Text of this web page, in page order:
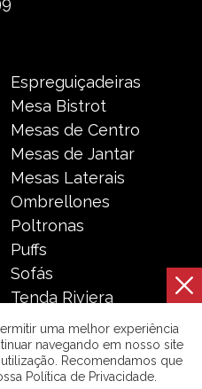
Espreguiçadeiras
Mesa Bistrot
Mesas de Centro
Mesas de Jantar
Mesas Laterais
Ombrellones
Poltronas
Puffs
Sofás
Tenda Riviera
Toldos e Cortinas
os direitos reservados. |
uma melhor experiência
navegando em nosso site
Recomendamos que
Política de Privacidade.